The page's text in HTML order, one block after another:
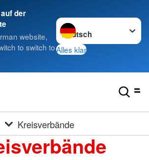
der
website,
to switch to
Sprache wechseln zu
Alles klar
Kreisverbände